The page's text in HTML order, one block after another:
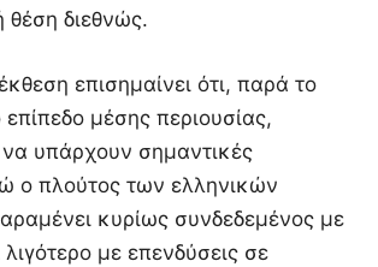
διεθνώς.
επισημαίνει ότι, παρά το
μέσης περιουσίας,
υπάρχουν σημαντικές
ο πλούτος των ελληνικών
κυρίως συνδεδεμένος με
με επενδύσεις σε